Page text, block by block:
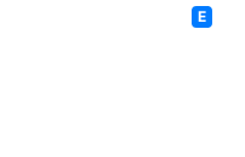
E